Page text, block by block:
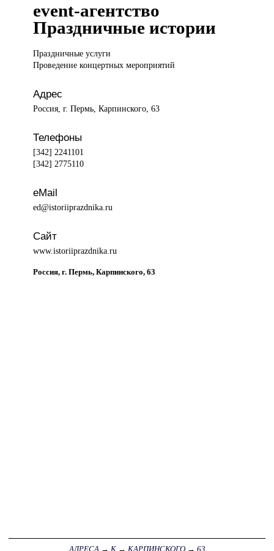
event-агентство
Праздничные истории
Праздничные услуги
Проведение концертных мероприятий
Адрес
Россия, г. Пермь, Карпинского, 63
Телефоны
[342] 2241101
[342] 2775110
eMail
ed@istoriiprazdnika.ru
Сайт
www.istoriiprazdnika.ru
Россия, г. Пермь, Карпинского, 63
АДРЕСА → К→ КАРПИНСКОГО→ 63